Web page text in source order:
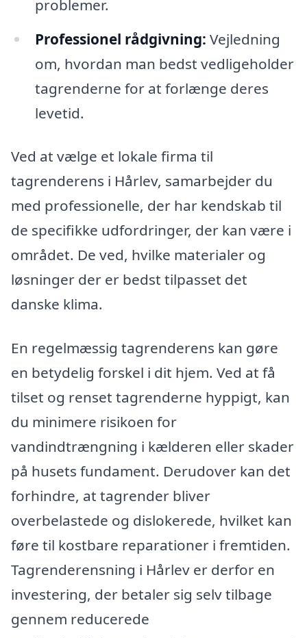
problemer.
Professionel rådgivning: Vejledning
om, hvordan man bedst vedligeholder
tagrenderne for at forlænge deres
levetid.
Ved at vælge et lokale firma til
tagrenderens i Hårlev, samarbejder du
med professionelle, der har kendskab til
de specifikke udfordringer, der kan være i
området. De ved, hvilke materialer og
løsninger der er bedst tilpasset det
danske klima.
En regelmæssig tagrenderens kan gøre
en betydelig forskel i dit hjem. Ved at få
tilset og renset tagrenderne hyppigt, kan
du minimere risikoen for
vandindtrængning i kælderen eller skader
på husets fundament. Derudover kan det
forhindre, at tagrender bliver
overbelastede og dislokerede, hvilket kan
føre til kostbare reparationer i fremtiden.
Tagrenderensning i Hårlev er derfor en
investering, der betaler sig selv tilbage
gennem reducerede